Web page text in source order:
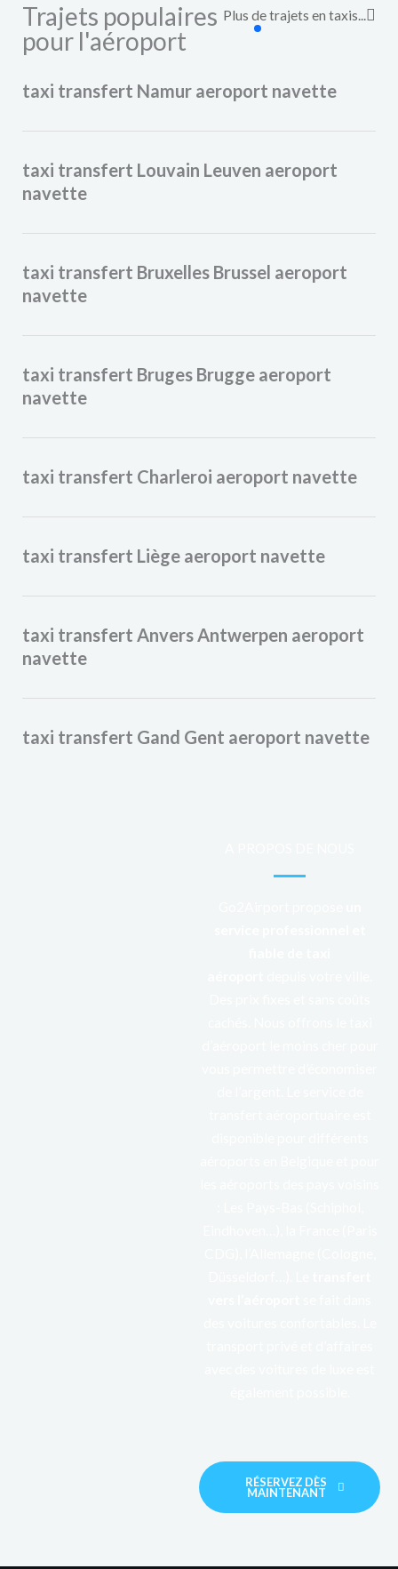
Trajets populaires
pour l'aéroport​
Plus de trajets en taxis...
taxi transfert Namur aeroport navette
taxi transfert Louvain Leuven aeroport
navette
taxi transfert Bruxelles Brussel aeroport
navette
taxi transfert Bruges Brugge aeroport
navette
taxi transfert Charleroi aeroport navette
taxi transfert Liège aeroport navette
taxi transfert Anvers Antwerpen aeroport
navette
taxi transfert Gand Gent aeroport navette
RÉSERVEZ DÈS
MAINTENANT